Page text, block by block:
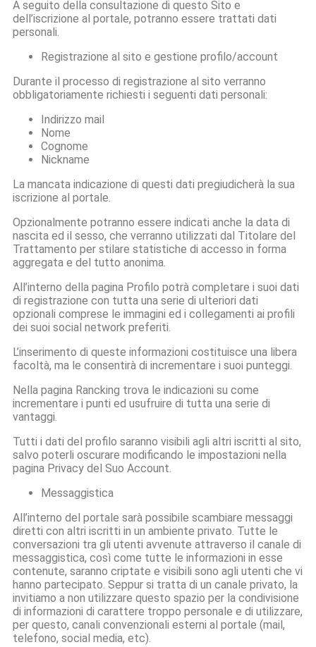
A seguito della consultazione di questo Sito e
dell’iscrizione al portale, potranno essere trattati dati
personali.
Registrazione al sito e gestione profilo/account
Durante il processo di registrazione al sito verranno
obbligatoriamente richiesti i seguenti dati personali:
Indirizzo mail
Nome
Cognome
Nickname
La mancata indicazione di questi dati pregiudicherà la sua
iscrizione al portale.
Opzionalmente potranno essere indicati anche la data di
nascita ed il sesso, che verranno utilizzati dal Titolare del
Trattamento per stilare statistiche di accesso in forma
aggregata e del tutto anonima.
All’interno della pagina Profilo potrà completare i suoi dati
di registrazione con tutta una serie di ulteriori dati
opzionali comprese le immagini ed i collegamenti ai profili
dei suoi social network preferiti.
L’inserimento di queste informazioni costituisce una libera
facoltà, ma le consentirà di incrementare i suoi punteggi.
Nella pagina Rancking trova le indicazioni su come
incrementare i punti ed usufruire di tutta una serie di
vantaggi.
Tutti i dati del profilo saranno visibili agli altri iscritti al sito,
salvo poterli oscurare modificando le impostazioni nella
pagina Privacy del Suo Account.
Messaggistica
All’interno del portale sarà possibile scambiare messaggi
diretti con altri iscritti in un ambiente privato. Tutte le
conversazioni tra gli utenti avvenute attraverso il canale di
messaggistica, così come tutte le informazioni in esse
contenute, saranno criptate e visibili sono agli utenti che vi
hanno partecipato. Seppur si tratta di un canale privato, la
invitiamo a non utilizzare questo spazio per la condivisione
di informazioni di carattere troppo personale e di utilizzare,
per questo, canali convenzionali esterni al portale (mail,
telefono, social media, etc).